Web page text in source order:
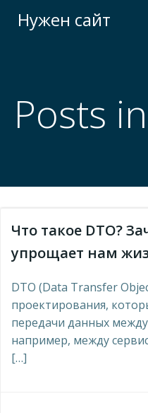
Нужен сайт
Posts
Что такое DTO?
упрощает нам
DTO (Data Transfer
проектирования,
передачи данных
например, между
[…]